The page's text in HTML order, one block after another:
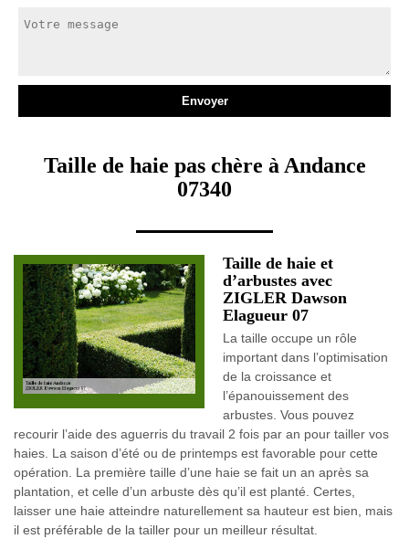
Taille de haie pas chère à Andance
07340
Taille de haie et
d’arbustes avec
ZIGLER Dawson
Elagueur 07
La taille occupe un rôle
important dans l’optimisation
de la croissance et
l’épanouissement des
arbustes. Vous pouvez
recourir l’aide des aguerris du travail 2 fois par an pour tailler vos
haies. La saison d’été ou de printemps est favorable pour cette
opération. La première taille d’une haie se fait un an après sa
plantation, et celle d’un arbuste dès qu’il est planté. Certes,
laisser une haie atteindre naturellement sa hauteur est bien, mais
il est préférable de la tailler pour un meilleur résultat.